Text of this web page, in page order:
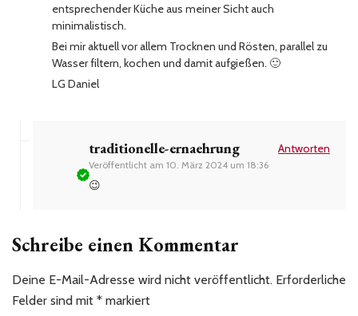
entsprechender Küche aus meiner Sicht auch
minimalistisch.
Bei mir aktuell vor allem Trocknen und Rösten, parallel zu
Wasser filtern, kochen und damit aufgießen. 🙂
LG Daniel
traditionelle-ernaehrung
Veröffentlicht am 10. März 2024 um 18:36
Antworten
😉
Schreibe einen Kommentar
Deine E-Mail-Adresse wird nicht veröffentlicht. Erforderliche
Felder sind mit * markiert